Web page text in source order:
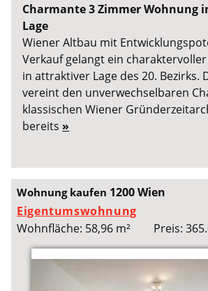
Charmante 3 Zimmer Wohnung
Lage
Wiener Altbau mit
Verkauf gelangt ein
in attraktiver Lage des 20. Bezirks.
vereint den unverwechselbaren
klassischen Wiener
bereits »
Wohnung kaufen 1200 Wien
Eigentumswohnung
Wohnfläche: 58,96 m²
Preis: